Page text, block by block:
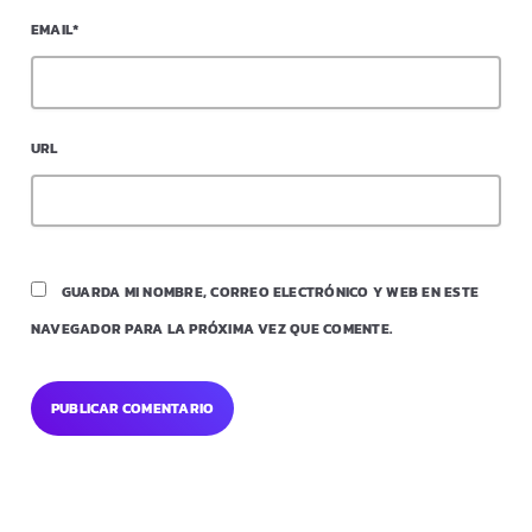
EMAIL*
URL
GUARDA MI NOMBRE, CORREO ELECTRÓNICO Y WEB EN ESTE
NAVEGADOR PARA LA PRÓXIMA VEZ QUE COMENTE.